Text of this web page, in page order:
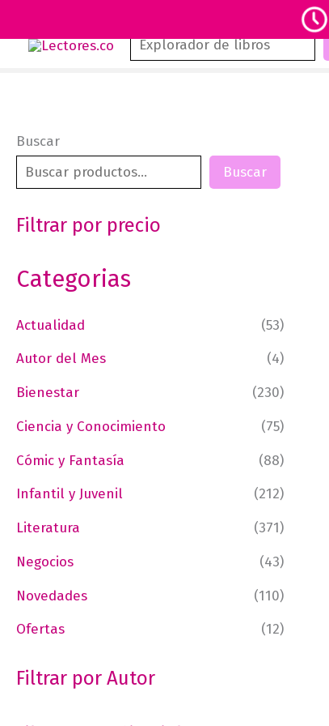
Buscar
Buscar
Buscar
Filtrar por precio
Categorias
Actualidad
(53)
Autor del Mes
(4)
Bienestar
(230)
Ciencia y Conocimiento
(75)
Cómic y Fantasía
(88)
Infantil y Juvenil
(212)
Literatura
(371)
Negocios
(43)
Novedades
(110)
Ofertas
(12)
Filtrar por Autor